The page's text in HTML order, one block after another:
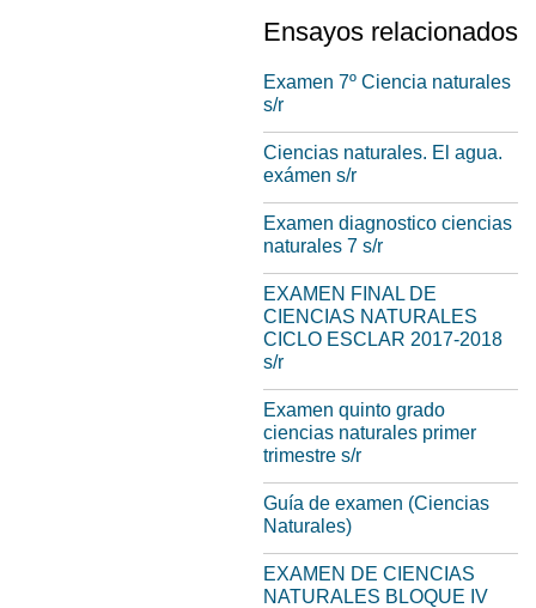
Ensayos relacionados
Examen 7º Ciencia naturales
s/r
Ciencias naturales. El agua.
exámen s/r
Examen diagnostico ciencias
naturales 7 s/r
EXAMEN FINAL DE
CIENCIAS NATURALES
CICLO ESCLAR 2017-2018
s/r
Examen quinto grado
ciencias naturales primer
trimestre s/r
Guía de examen (Ciencias
Naturales)
EXAMEN DE CIENCIAS
NATURALES BLOQUE IV